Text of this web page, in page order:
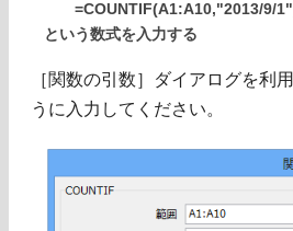
=COUNTIF(A1:A10,"2013/9/
という数式を入力する
［関数の引数］ダイアログを利
うに入力してください。